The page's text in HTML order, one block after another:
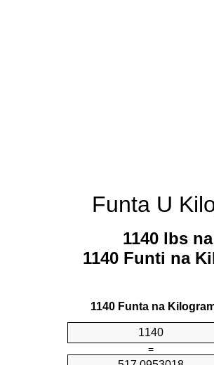
Funta U
1140 lbs
1140 Funti na
1140 Funta na
=